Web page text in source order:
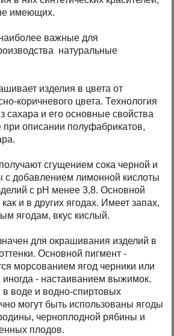
имеющих.
важные для
натуральные
изделия в цвета от
коричневого цвета. Технология
сахара и его основные свойства
описании полуфабрикатов,
сгущением сока черной и
с добавлением лимонной кислоты
с рН менее 3,8. Основной
и в других ягодах. Имеет запах,
ягодам, вкус кислый.
для окрашивания изделий в
Основной пигмент -
морсованием ягод черники или
иногда - настаиванием выжимок.
воде и водно-спиртовых
могут быть использованы ягоды
черноплодной рябины и
плодов.